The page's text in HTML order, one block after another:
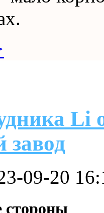
Li
09-20
стороны